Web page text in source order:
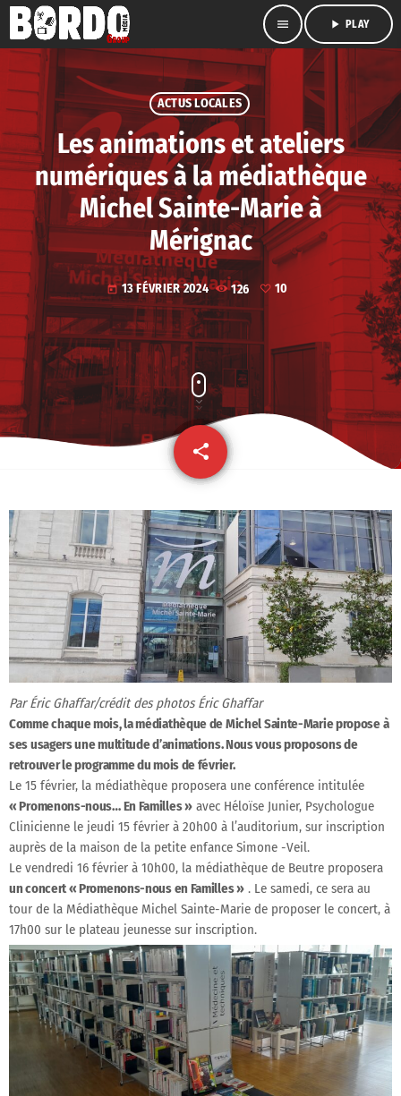
menu play_arrow PLAY
ACTUS LOCALES
Les animations et ateliers
numériques à la médiathèque
Michel Sainte-Marie à
Mérignac
today 13 FÉVRIER 2024 126 10
share
email
Par Éric Ghaffar/crédit des photos Éric Ghaffar
Comme chaque mois, la médiathèque de Michel Sainte-Marie propose à
ses usagers une multitude d’animations. Nous vous proposons de
retrouver le programme du mois de février.
Le 15 février, la médiathèque proposera une conférence intitulée
« Promenons-nous… En Familles »avec Héloïse Junier, Psychologue
Clinicienne le jeudi 15 février à 20h00 à l’auditorium, sur inscription
auprès de la maison de la petite enfance Simone -Veil.
Le vendredi 16 février à 10h00, la médiathèque de Beutre proposera
un concert « Promenons-nous en Familles ». Le samedi, ce sera au
tour de la Médiathèque Michel Sainte-Marie de proposer le concert, à
17h00 sur le plateau jeunesse sur inscription.